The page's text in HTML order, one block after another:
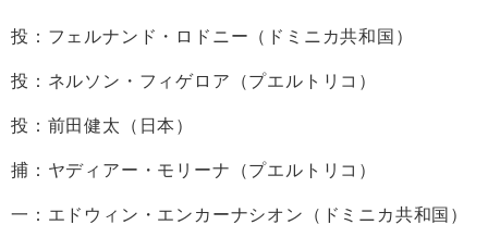
投：フェルナンド・ロドニー（ドミニカ共和国）
投：ネルソン・フィゲロア（プエルトリコ）
投：前田健太（日本）
捕：ヤディアー・モリーナ（プエルトリコ）
一：エドウィン・エンカーナシオン（ドミニカ共和国）